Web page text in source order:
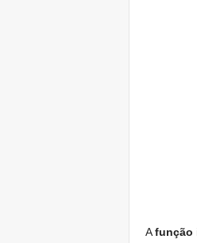
Afunção